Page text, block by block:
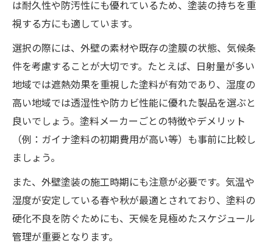
は耐久性や防汚性にも優れているため、塗装の持ちを重
視する方にも適しています。
選択の際には、外壁の素材や既存の塗膜の状態、気候条
件を考慮することが大切です。たとえば、日射量が多い
地域では遮熱効果を重視した塗料が有効であり、湿度の
高い地域では透湿性や防カビ性能に優れた製品を選ぶと
良いでしょう。塗料メーカーごとの特徴やデメリット
（例：ガイナ塗料の初期費用が高い等）も事前に比較し
ましょう。
また、外壁塗装の施工時期にも注意が必要です。気温や
湿度が安定している春や秋が最適とされており、塗料の
硬化不良を防ぐためにも、天候を見極めたスケジュール
管理が重要となります。